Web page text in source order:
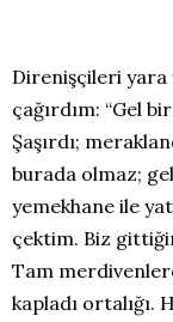
Direnişçileri yara
çağırdım: “Gel
Şaşırdı;
burada olmaz;
yemekhane ile
çektim. Biz
Tam
kapladı ortalığı.